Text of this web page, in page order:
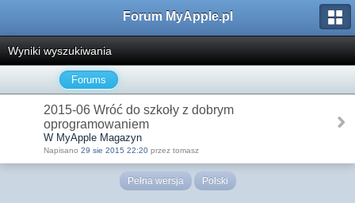
Forum MyApple.pl
Wyniki wyszukiwania
Forums
2015-06 Wróć do szkoły z dobrym
oprogramowaniem
W MyApple Magazyn
Napisano 29 sie 2015 22:20 przez tomasz
Pełna wersja Polski